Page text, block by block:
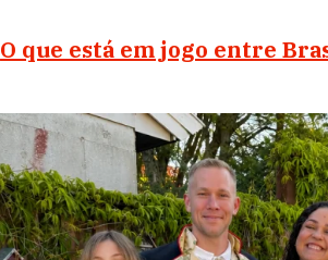
O que está em jogo entre